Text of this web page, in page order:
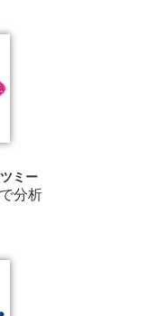
ミー
分析